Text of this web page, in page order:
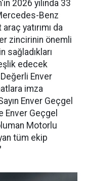
2026 yılında 33
Benz
yatırımı da
zincirinin önemli
sağladıkları
edecek
Enver
imza
Enver Geçgel
Enver Geçgel
Motorlu
tüm ekip